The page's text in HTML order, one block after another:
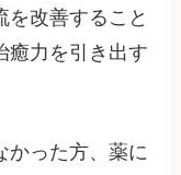
を改善すること
癒力を引き出す
かった方、薬に